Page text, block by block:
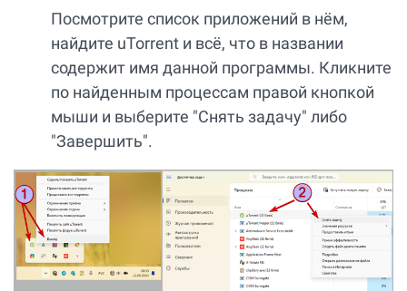
Посмотрите список приложений в нём,
найдите uTorrent и всё, что в названии
содержит имя данной программы. Кликните
по найденным процессам правой кнопкой
мыши и выберите "Снять задачу" либо
"Завершить".